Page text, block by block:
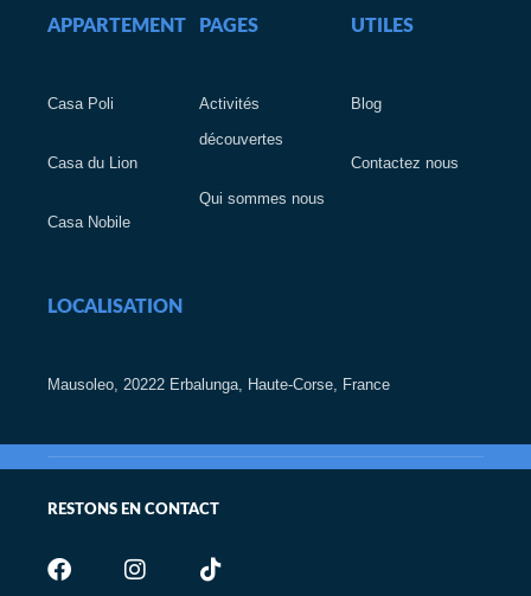
APPARTEMENT
Casa Poli
Casa du Lion
Casa Nobile
PAGES
Activités
découvertes
Qui sommes nous
UTILES
Blog
Contactez nous
LOCALISATION
Mausoleo, 20222 Erbalunga, Haute-Corse, France
RESTONS EN CONTACT